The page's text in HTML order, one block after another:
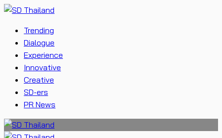
Trending
Dialogue
Experience
Innovative
Creative
SD-ers
PR News